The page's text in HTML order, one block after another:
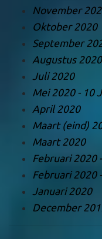
November
Oktober 2020
September
Augustus 2020
Juli 2020
Mei 2020 - 10
April 2020
Maart (eind)
Maart 2020
Februari 2020
Februari 2020
Januari 2020
December